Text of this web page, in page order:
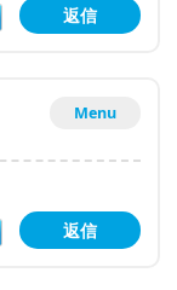
返信
Menu
返信